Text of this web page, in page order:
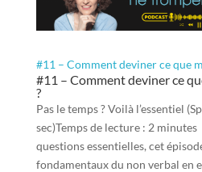
#11 – Comment deviner ce que
#11 – Comment deviner ce
?
Pas le temps ? Voilà l’essentiel
sec)Temps de lecture : 2 minutes
questions essentielles, cet
fondamentaux du non verbal en